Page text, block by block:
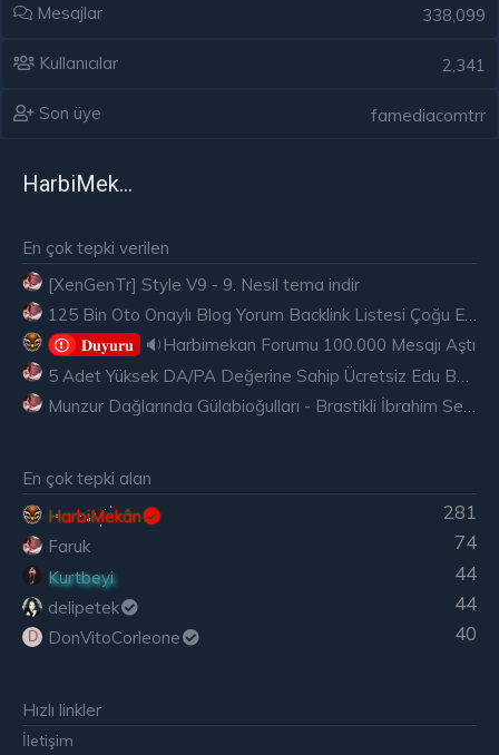
Mesajlar 338,099
Kullanıcılar 2,341
Son üye famediacomtrr
HarbiMekân
En çok tepki verilen
[XenGenTr] Style V9 - 9. Nesil tema indir
125 Bin Oto Onaylı Blog Yorum Backlink Listesi Çoğu Edu ve Gov Ücretsiz
𝐃𝐮𝐲𝐮𝐫𝐮
🔉Harbimekan Forumu 100.000 Mesajı Aştı
Munzur Dağlarında Gülabioğulları - Brastikli İbrahim Sevindik
En çok tepki alan
281
HarbiMekân
74
Faruk
44
Kurtbeyi
44
delipetek
D 40
DonVitoCorleone
Hızlı linkler
İletişim